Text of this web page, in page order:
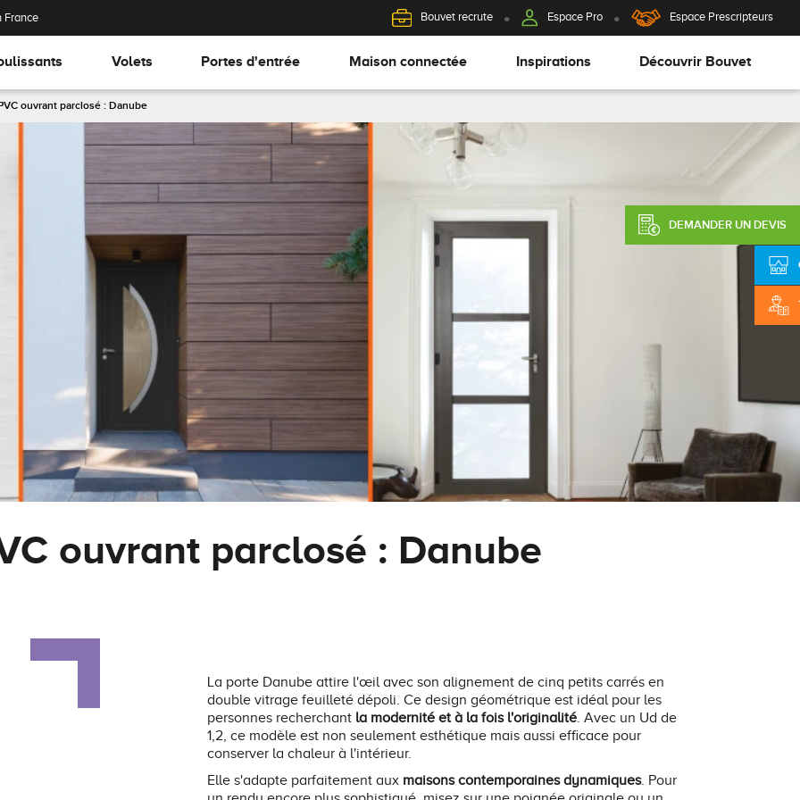
France Bouvet recrute Espace Pro Espace Prescripteurs
Volets Portes d'entrée Maison connectée Inspirations Découvrir Bouvet
DEMANDER UN DEVIS
ouvrant parclosé : Danube
ouvrant parclosé : Danube
La porte Danube attire l'œil avec son alignement de cinq petits carrés en
double vitrage feuilleté dépoli. Ce design géométrique est idéal pour les
personnes recherchant la modernité et à la fois l'originalité. Avec un Ud de
1,2, ce modèle est non seulement esthétique mais aussi efficace pour
conserver la chaleur à l'intérieur.
Elle s'adapte parfaitement aux maisons contemporaines dynamiques. Pour